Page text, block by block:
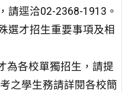
請逕洽02-2368-1913。
選才招生重要事項及相
為各校單獨招生，請提
之學生務請詳閱各校簡